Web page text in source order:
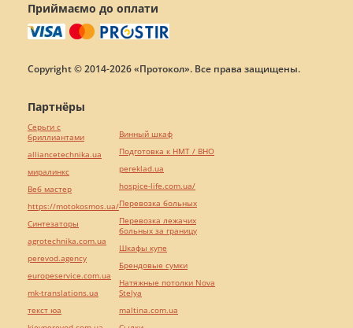
Приймаємо до оплати
Copyright © 2014-2026 «Протокол». Все права защищены.
Партнёры
Серьги с
бриллиантами
alliancetechnika.ua
миралинкс
Веб мастер
https://motokosmos.ua/
Синтезаторы
agrotechnika.com.ua
perevod.agency
europeservice.com.ua
mk-translations.ua
текст юа
Винный шкаф
Подготовка к НМТ / ВНО
pereklad.ua
hospice-life.com.ua/
Перевозка больных
Перевозка лежачих
больных за границу
Шкафы купе
Брендовые сумки
Натяжные потолки Nova
Stelya
maltina.com.ua